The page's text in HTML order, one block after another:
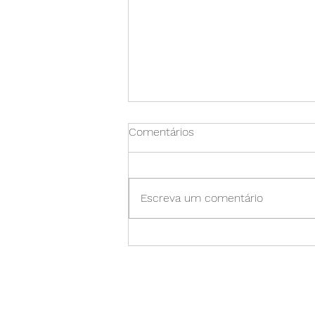
Comentários
Escreva um comentário